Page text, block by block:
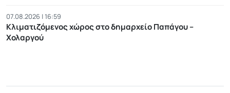
07.08.2026 | 16:59
Κλιματιζόμενος χώρος στο δημαρχείο Παπάγου –
Χολαργού